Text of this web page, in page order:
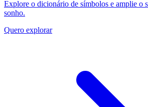
Explore o dicionário de símbolos e amplie o
sonho.
Quero explorar